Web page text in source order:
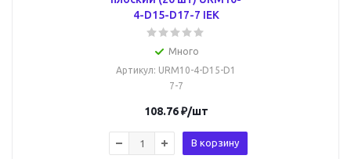
4-D15-D17-7 IEK
Много
Артикул: URM10-4-D15-D1
7-7
108.76₽/шт
В корзину